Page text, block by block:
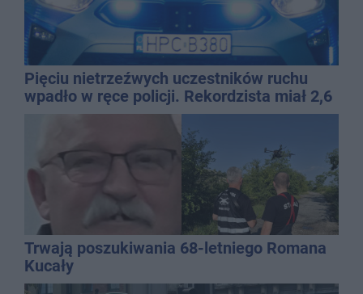
Pięciu nietrzeźwych uczestników ruchu
wpadło w ręce policji. Rekordzista miał 2,6
Trwają poszukiwania 68-letniego Romana
Kucały